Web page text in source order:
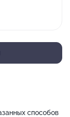
способов